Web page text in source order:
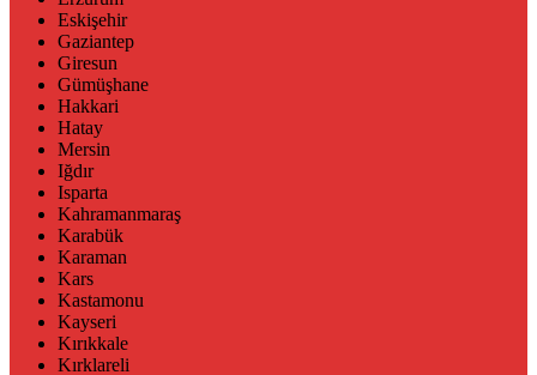
Eskişehir
Gaziantep
Giresun
Gümüşhane
Hakkari
Hatay
Mersin
Iğdır
Isparta
Kahramanmaraş
Karabük
Karaman
Kars
Kastamonu
Kayseri
Kırıkkale
Kırklareli